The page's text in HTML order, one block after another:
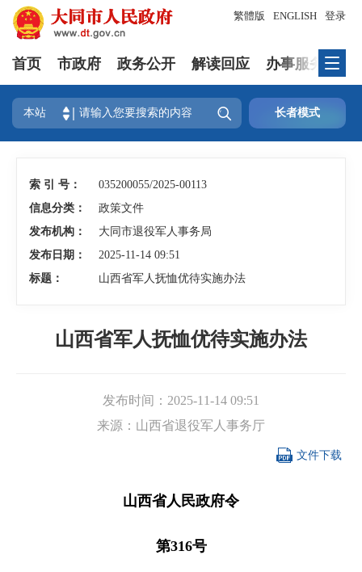
登录
繁體版 ENGLISH
首页 市政府 政务公开 解读回应 办事服务
本站  长者模式
索 引 号：
035200055/2025-00113
信息分类：
政策文件
发布机构：
大同市退役军人事务局
发布日期：
2025-11-14 09:51
标题：
山西省军人抚恤优待实施办法
山西省军人抚恤优待实施办法
发布时间： 2025-11-14 09:51
来源： 山西省退役军人事务厅
 文件下载
山西省人民政府令
第316号